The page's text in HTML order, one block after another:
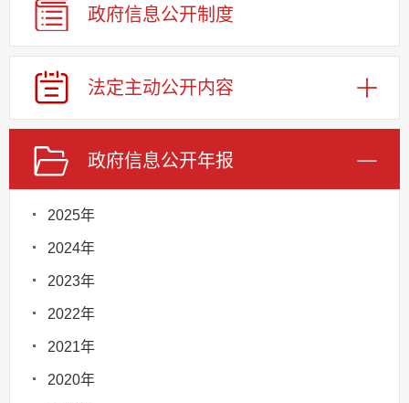
政府信息公开制度
法定主动公开内容
政府信息公开年报
2025年
2024年
2023年
2022年
2021年
2020年